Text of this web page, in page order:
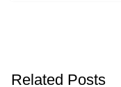
Related Posts